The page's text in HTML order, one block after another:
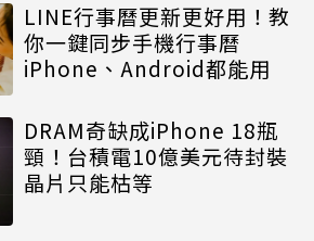
LINE行事曆更新更好用！教
你一鍵同步手機行事曆
iPhone、Android都能用
DRAM奇缺成iPhone 18瓶
頸！台積電10億美元待封裝
晶片只能枯等